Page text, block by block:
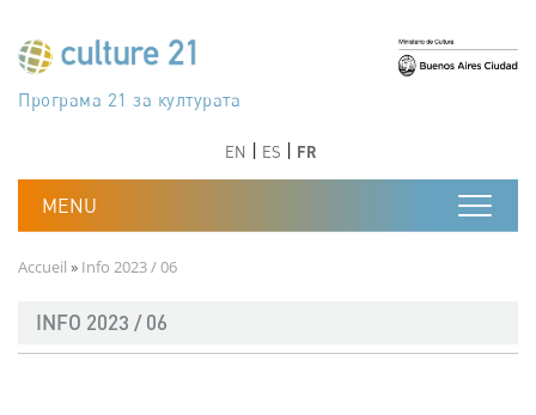
جدول أعمال القرن 21 للثقافة
Програма 21 за културата
Agenda 21 de la cultura
Agjenda 21 për kulturë
Agenda 21 van cultuur
Agenda 21 for culture
Kulturaren Agenda 21
Agenda 21 de la culture
Axenda 21 da cultura
Agenda 21 für Kultur
Agenda 21 della cultura
文化のためのアジェンダ21
دستورکار 21 برای فرهنگ
Agenda 21 dla kultury
Agenda 21 da cultura
Повестка дня 21 для культуры
Agenda 21 za kulturu
Agenda 21 de la cultura
Agenda 21 för kulturen
Kültür için Gündem 21
Порядок денний 21 для культури
EN ES FR
Fil d'Ariane
Accueil Info 2023 / 06
INFO 2023 / 06